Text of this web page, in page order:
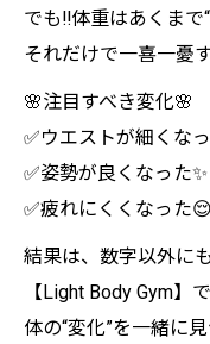
でも‼️体重はあくまで
それだけで一喜一憂
🌸注目すべき変化🌸
✅ウエストが細くなっ
✅姿勢が良くなった✨
✅疲れにくくなった😌
結果は、数字以外に
【Light Body Gym】で
体の“変化”を一緒に